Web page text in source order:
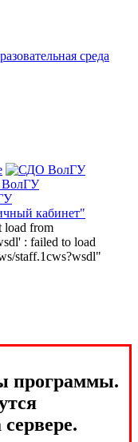
среда
ВолГУ
кабинет"
load from
: failed to load
staff.1cws?wsdl"
программы.